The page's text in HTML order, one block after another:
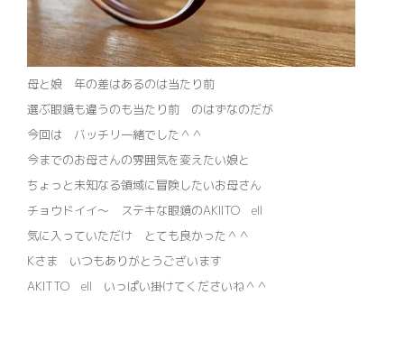
母と娘 年の差はあるのは当たり前
選ぶ眼鏡も違うのも当たり前 のはずなのだが
今回は バッチリ一緒でした＾＾
今までのお母さんの雰囲気を変えたい娘と
ちょっと未知なる領域に冒険したいお母さん
チョウドイイ～ ステキな眼鏡のAKIITO ell
気に入っていただけ とても良かった＾＾
Kさま いつもありがとうございます
AKITTO ell いっぱい掛けてくださいね＾＾